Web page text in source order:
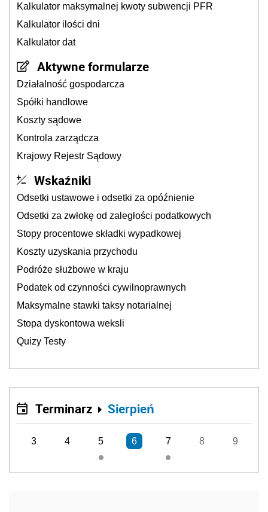
Kalkulator maksymalnej kwoty subwencji PFR
Kalkulator ilości dni
Kalkulator dat
Aktywne formularze
Działalność gospodarcza
Spółki handlowe
Koszty sądowe
Kontrola zarządcza
Krajowy Rejestr Sądowy
Wskaźniki
Odsetki ustawowe i odsetki za opóźnienie
Odsetki za zwłokę od zaległości podatkowych
Stopy procentowe składki wypadkowej
Koszty uzyskania przychodu
Podróże służbowe w kraju
Podatek od czynności cywilnoprawnych
Maksymalne stawki taksy notarialnej
Stopa dyskontowa weksli
Quizy Testy
Terminarz Sierpień
3 4 5 6 7 8 9